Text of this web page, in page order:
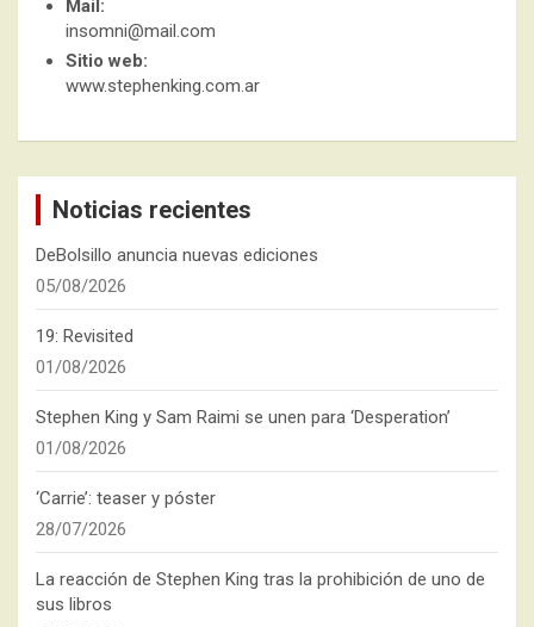
Mail:
insomni@mail.com
Sitio web:
www.stephenking.com.ar
Noticias recientes
DeBolsillo anuncia nuevas ediciones
05/08/2026
19: Revisited
01/08/2026
Stephen King y Sam Raimi se unen para ‘Desperation’
01/08/2026
‘Carrie’: teaser y póster
28/07/2026
La reacción de Stephen King tras la prohibición de uno de
sus libros